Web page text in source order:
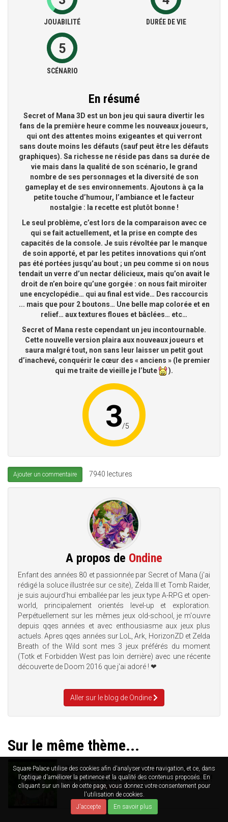
Square Palace utilise des cookies afin d'analyser votre navigation, et ce, dans
l'optique d'améliorer la petinence et la qualité des contenus proposés. En
cliquant sur un lien de cette page, vous donnez votre consentement pour
l'utilisation de cookies.
J'accepte
En savoir plus
JOUABILITÉ DURÉE DE VIE
5
SCÉNARIO
En résumé
Secret of Mana 3D est un bon jeu qui saura divertir les
fans de la première heure comme les nouveaux joueurs,
qui ont des attentes moins exigeantes et qui verront
sans doute moins les défauts (sauf peut être les défauts
graphiques). Sa richesse ne réside pas dans sa durée de
vie mais dans la qualité de son scénario, le grand
nombre de ses personnages et la diversité de son
gameplay et de ses environnements. Ajoutons à ça la
petite touche d’humour, l’ambiance et le facteur
nostalgie : la recette est plutôt bonne !
Le seul problème, c’est lors de la comparaison avec ce
qui se fait actuellement, et la prise en compte des
capacités de la console. Je suis révoltée par le manque
de soin apporté, et par les petites innovations qui n’ont
pas été portées jusqu’au bout ; un peu comme si on nous
tendait un verre d’un nectar délicieux, mais qu’on avait le
droit de n’en boire qu’une gorgée : on nous fait miroiter
une encyclopédie… qui au final est vide… Des raccourcis
... mais que pour 2 boutons… Une belle map colorée et en
relief… aux textures floues et bâclées… etc…
Secret of Mana reste cependant un jeu incontournable.
Cette nouvelle version plaira aux nouveaux joueurs et
saura malgré tout, non sans leur laisser un petit gout
d’inachevé, conquérir le cœur des « anciens » (le premier
qui me traite de vieille je l’bute
).
3/5
Ajouter un commentaire 7940 lectures
A propos de Ondine
Enfant des années 80 et passionnée par Secret of Mana (j'ai
rédigé la soluce illustrée sur ce site), Zelda III et Tomb Raider,
je suis aujourd'hui emballée par les jeux type A-RPG et open-
world, principalement orientés level-up et exploration.
Perpétuellement sur les mêmes jeux old-school, je m'ouvre
depuis qqes années et avec enthousiasme aux jeux plus
actuels. Apres qqes années sur LoL, Ark, HorizonZD et Zelda
Breath of the Wild sont mes 3 jeux préférés du moment
(Totk et Forbidden West pas loin derrière) avec une récente
découverte de Doom 2016 que j'ai adoré ! ❤
Aller sur le blog de Ondine
Sur le même thème...
Speedrun de Secret of Mana remake :
cette fois c'est la version patchée 1.02 !
29/04/2019AMNESIA 4 702